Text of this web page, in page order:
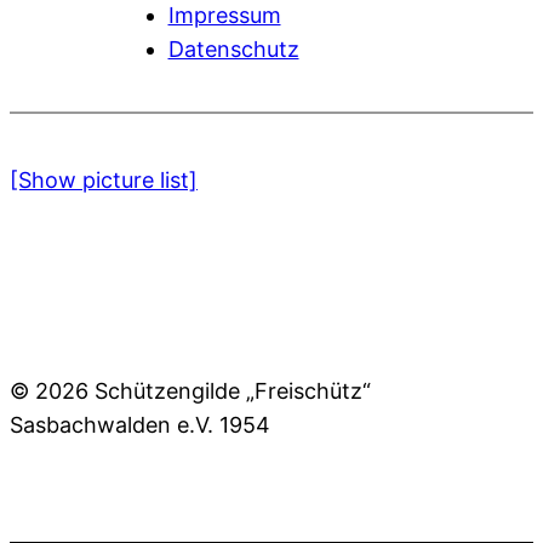
Impressum
Datenschutz
[Show picture list]
© 2026 Schützengilde „Freischütz“
Sasbachwalden e.V. 1954